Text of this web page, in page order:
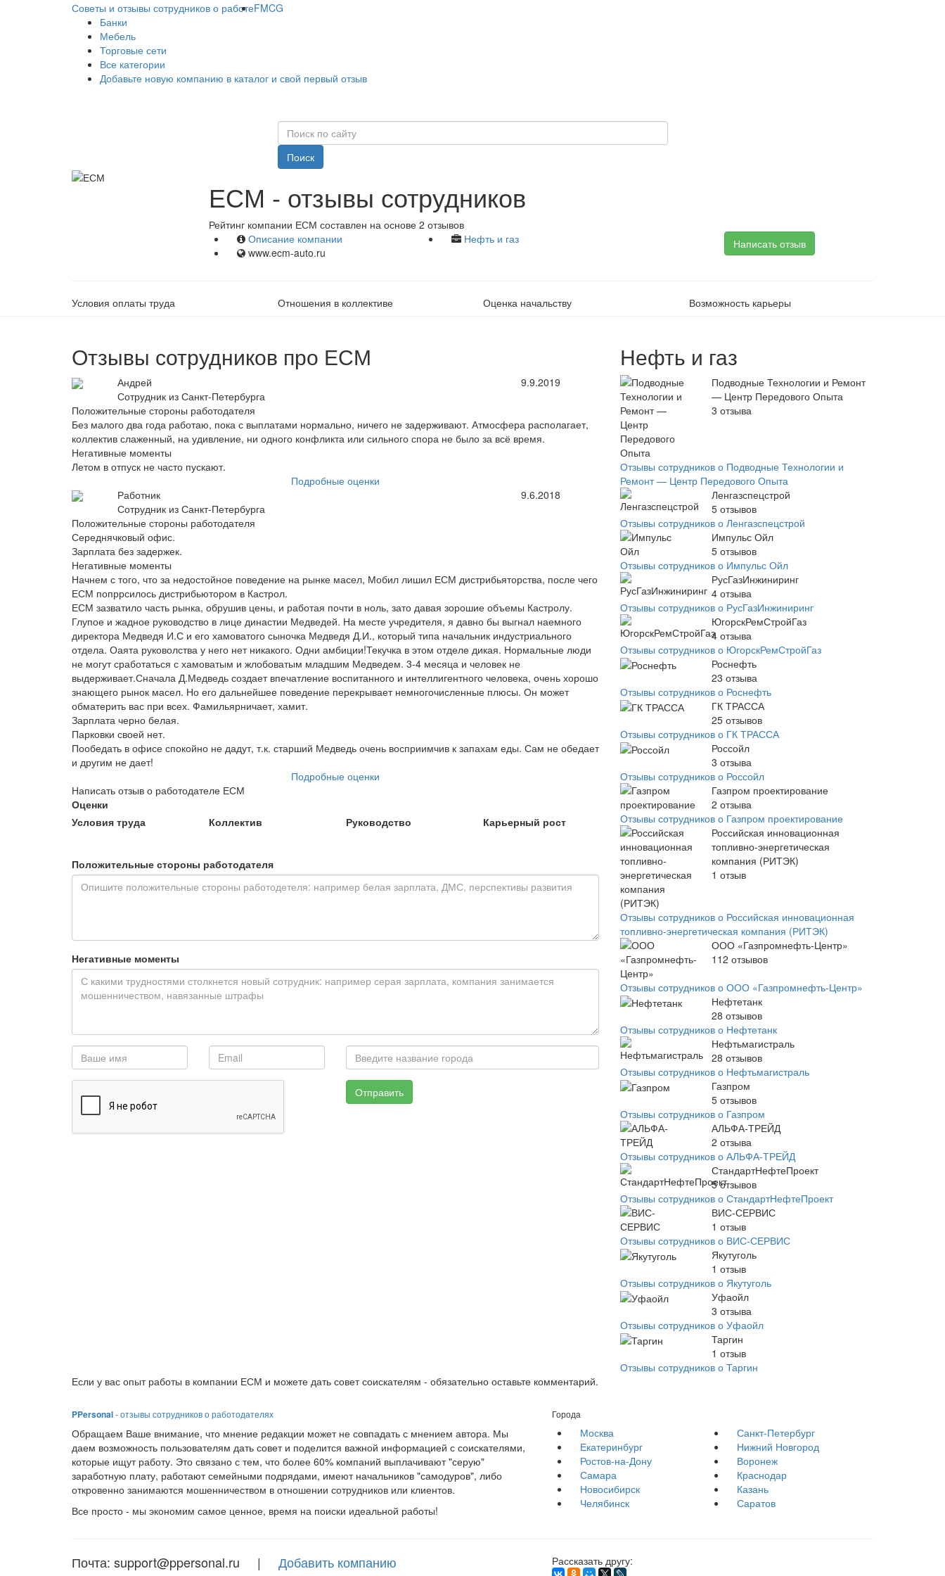
Советы и отзывы сотрудников о работеFMCG
Банки
Мебель
Торговые сети
Все категории
Добавьте новую компанию в каталог и свой первый отзыв
Поиск
ЕСМ - отзывы сотрудников
Рейтинг компании ЕСМ составлен на основе 2 отзывов
Описание компании
Нефть и газ
www.ecm-auto.ru
Написать отзыв
Условия оплаты труда Отношения в коллективе Оценка начальству Возможность карьеры
Отзывы сотрудников про ЕСМ
Андрей
Сотрудник из Санкт-Петербурга
9.9.2019
Положительные стороны работодателя
Без малого два года работаю, пока с выплатами нормально, ничего не задерживают. Атмосфера располагает,
коллектив слаженный, на удивление, ни одного конфликта или сильного спора не было за всё время.
Негативные моменты
Летом в отпуск не часто пускают.
Подробные оценки
Работник
Сотрудник из Санкт-Петербурга
9.6.2018
Положительные стороны работодателя
Середнячковый офис.
Зарплата без задержек.
Негативные моменты
Начнем с того, что за недостойное поведение на рынке масел, Мобил лишил ЕСМ дистрибьяторства, после чего
ЕСМ попррсилось дистрибьютором в Кастрол.
ЕСМ зазватило часть рынка, обрушив цены, и работая почти в ноль, зато давая зорошие объемы Кастролу.
Глупое и жадное руководство в лице династии Медведей. На месте учредителя, я давно бы выгнал наемного
директора Медведя И.С и его хамоватого сыночка Медведя Д.И., который типа начальник индустриального
отдела. Оаята руковолства у него нет никакого. Одни амбиции!Текучка в этом отделе дикая. Нормальные люди
не могут сработаться с хамоватым и жлобоватым младшим Медведем. 3-4 месяца и человек не
выдерживает.Сначала Д.Медведь создает впечатление воспитанного и интеллигентного человека, очень хорошо
знающего рынок масел. Но его дальнейшее поведение перекрывает немногочисленные плюсы. Он может
обматерить вас при всех. Фамильярничает, хамит.
Зарплата черно белая.
Парковки своей нет.
Пообедать в офисе спокойно не дадут, т.к. старший Медведь очень восприимчив к запахам еды. Сам не обедает
и другим не дает!
Подробные оценки
Написать отзыв о работодателе ЕСМ
Оценки
Условия труда
Коллектив Руководство Карьерный рост
Положительные стороны работодателя
Негативные моменты
Отправить
Нефть и газ
Подводные Технологии и Ремонт
— Центр Передового Опыта
3 отзыва
Отзывы сотрудников о Подводные Технологии и
Ремонт — Центр Передового Опыта
Ленгазспецстрой
5 отзывов
Отзывы сотрудников о Ленгазспецстрой
Импульс Ойл
5 отзывов
Отзывы сотрудников о Импульс Ойл
РусГазИнжиниринг
4 отзыва
Отзывы сотрудников о РусГазИнжиниринг
ЮгорскРемСтройГаз
4 отзыва
Отзывы сотрудников о ЮгорскРемСтройГаз
Роснефть
23 отзыва
Отзывы сотрудников о Роснефть
ГК ТРАССА
25 отзывов
Отзывы сотрудников о ГК ТРАССА
Россойл
3 отзыва
Отзывы сотрудников о Россойл
Газпром проектирование
2 отзыва
Отзывы сотрудников о Газпром проектирование
Российская инновационная
топливно-энергетическая
компания (РИТЭК)
1 отзыв
Отзывы сотрудников о Российская инновационная
топливно-энергетическая компания (РИТЭК)
ООО «Газпромнефть-Центр»
112 отзывов
Отзывы сотрудников о ООО «Газпромнефть-Центр»
Нефтетанк
28 отзывов
Отзывы сотрудников о Нефтетанк
Нефтьмагистраль
28 отзывов
Отзывы сотрудников о Нефтьмагистраль
Газпром
5 отзывов
Отзывы сотрудников о Газпром
АЛЬФА-ТРЕЙД
2 отзыва
Отзывы сотрудников о АЛЬФА-ТРЕЙД
СтандартНефтеПроект
5отзывов
Отзывы сотрудников о СтандартНефтеПроект
ВИС-СЕРВИС
1 отзыв
Отзывы сотрудников о ВИС-СЕРВИС
Якутуголь
1 отзыв
Отзывы сотрудников о Якутуголь
Уфаойл
3 отзыва
Отзывы сотрудников о Уфаойл
Таргин
1 отзыв
Отзывы сотрудников о Таргин
Если у вас опыт работы в компании ЕСМ и можете дать совет соискателям - обязательно оставьте комментарий.
PPersonal- отзывы сотрудников о работодателях
Обращаем Ваше внимание, что мнение редакции может не совпадать с мнением автора. Мы
даем возможность пользователям дать совет и поделится важной информацией с соискателями,
которые ищут работу. Это связано с тем, что более 60% компаний выплачивают "серую"
заработную плату, работают семейными подрядами, имеют начальников "самодуров", либо
откровенно занимаются мошенничеством в отношении сотрудников или клиентов.
Все просто - мы экономим самое ценное, время на поиски идеальной работы!
Города
Москва
Санкт-Петербург
Екатеринбург
Нижний Новгород
Ростов-на-Дону
Воронеж
Самара
Краснодар
Новосибирск
Казань
Челябинск
Саратов
Почта: support@ppersonal.ru | Добавить компанию Рассказать другу: